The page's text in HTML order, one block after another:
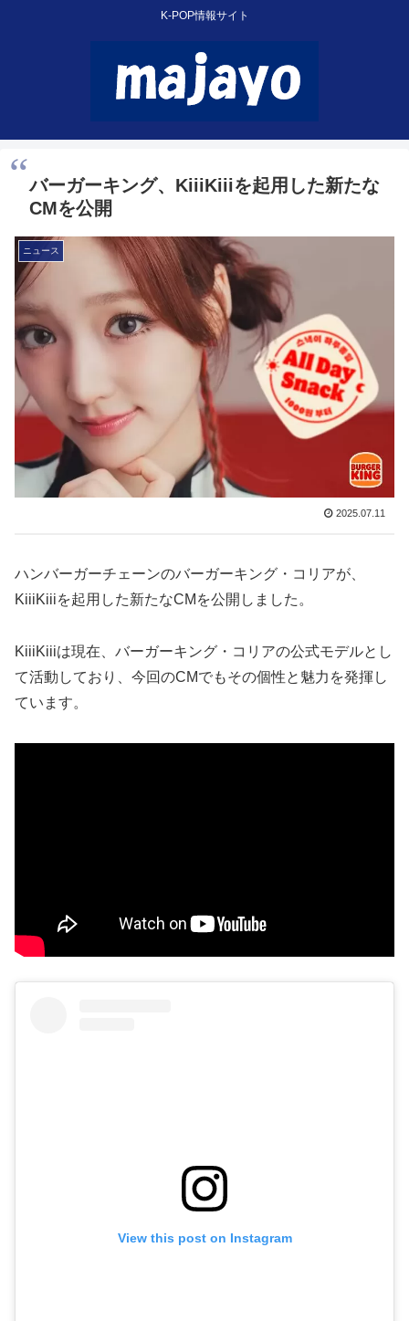
K-POP情報サイト
バーガーキング、KiiiKiiiを起用した新たな
CMを公開
ニュース
2025.07.11
ハンバーガーチェーンのバーガーキング・コリアが、
KiiiKiiiを起用した新たなCMを公開しました。
KiiiKiiiは現在、バーガーキング・コリアの公式モデルとし
て活動しており、今回のCMでもその個性と魅力を発揮し
ています。
View this post on Instagram